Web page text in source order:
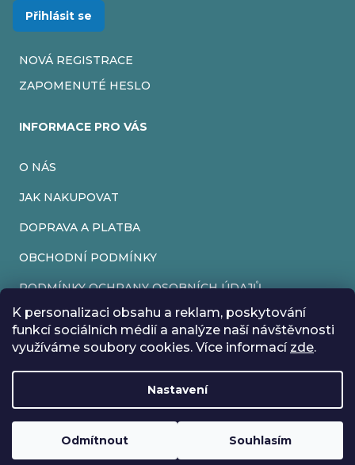
K personalizaci obsahu a reklam, poskytování
funkcí sociálních médií a analýze naší návštěvnosti
využíváme soubory cookies. Více informací zde.
Nastavení
Odmítnout Souhlasím
Rádi bychom vás informovali, že od 17. 7. do 24. 7. včetně
máme z důvodu dovolené zavřeno. Všechny objednávky
budou vyřízeny co nejdříve od 27. 7. :) Přejeme vám krásné
Přihlásit se
NOVÁ REGISTRACE
ZAPOMENUTÉ HESLO
INFORMACE PRO VÁS
O NÁS
JAK NAKUPOVAT
DOPRAVA A PLATBA
OBCHODNÍ PODMÍNKY
PODMÍNKY OCHRANY OSOBNÍCH ÚDAJŮ
VRÁCENÍ ZBOŽÍ
REKLAMACE
Vytvořil Shoptet
Copyright 2026EveryRetroGame. Všechna práva vyhrazena.
Upravit nastavení cookies
Loading